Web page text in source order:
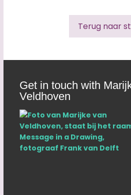
Terug naar
Get in touch with
Veldhoven